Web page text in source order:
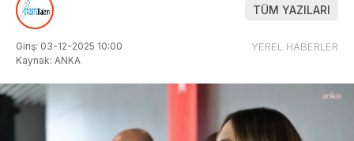
TÜM YAZILARI
Giriş: 03-12-2025 10:00
Kaynak: ANKA
YEREL HABERLER